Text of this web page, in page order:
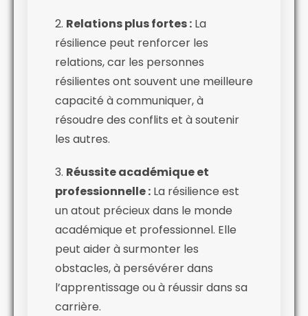
2. Relations plus fortes : La
résilience peut renforcer les
relations, car les personnes
résilientes ont souvent une meilleure
capacité à communiquer, à
résoudre des conflits et à soutenir
les autres.
3. Réussite académique et
professionnelle : La résilience est
un atout précieux dans le monde
académique et professionnel. Elle
peut aider à surmonter les
obstacles, à persévérer dans
l’apprentissage ou à réussir dans sa
carrière.